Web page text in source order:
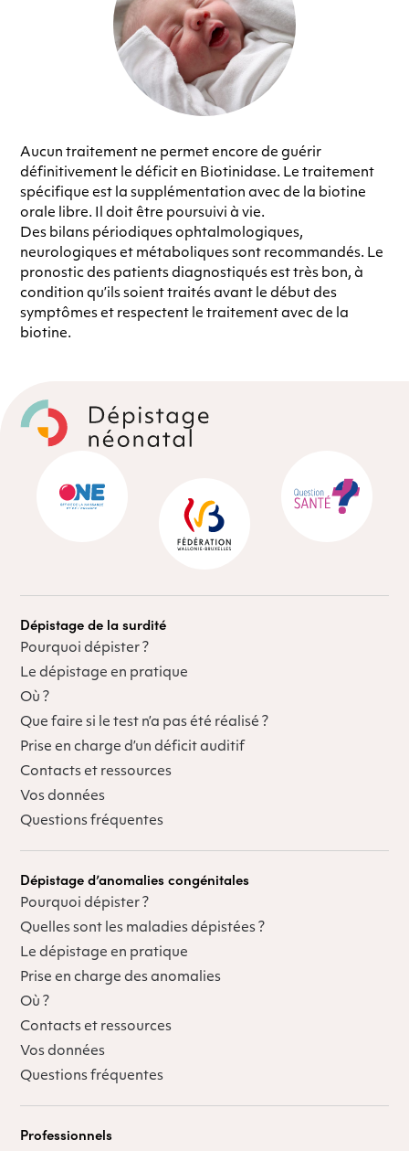
Aucun traitement ne permet encore de guérir
définitivement le déficit en Biotinidase. Le traitement
spécifique est la supplémentation avec de la biotine
orale libre. Il doit être poursuivi à vie.
Des bilans périodiques ophtalmologiques,
neurologiques et métaboliques sont recommandés. Le
pronostic des patients diagnostiqués est très bon, à
condition qu’ils soient traités avant le début des
symptômes et respectent le traitement avec de la
biotine.
Dépistage de la surdité
Pourquoi dépister ?
Le dépistage en pratique
Où ?
Que faire si le test n’a pas été réalisé ?
Prise en charge d’un déficit auditif
Contacts et ressources
Vos données
Questions fréquentes
Dépistage d’anomalies congénitales
Pourquoi dépister ?
Quelles sont les maladies dépistées ?
Le dépistage en pratique
Prise en charge des anomalies
Où ?
Contacts et ressources
Vos données
Questions fréquentes
Professionnels